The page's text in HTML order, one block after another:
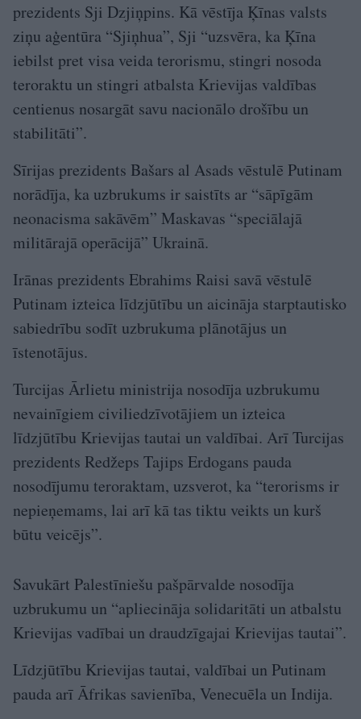
prezidents Sji Dzjiņpins. Kā vēstīja Ķīnas valsts
ziņu aģentūra “Sjiņhua”, Sji “uzsvēra, ka Ķīna
iebilst pret visa veida terorismu, stingri nosoda
teroraktu un stingri atbalsta Krievijas valdības
centienus nosargāt savu nacionālo drošību un
stabilitāti”.
Sīrijas prezidents Bašars al Asads vēstulē Putinam
norādīja, ka uzbrukums ir saistīts ar “sāpīgām
neonacisma sakāvēm” Maskavas “speciālajā
militārajā operācijā” Ukrainā.
Irānas prezidents Ebrahims Raisi savā vēstulē
Putinam izteica līdzjūtību un aicināja starptautisko
sabiedrību sodīt uzbrukuma plānotājus un
īstenotājus.
Turcijas Ārlietu ministrija nosodīja uzbrukumu
nevainīgiem civiliedzīvotājiem un izteica
līdzjūtību Krievijas tautai un valdībai. Arī Turcijas
prezidents Redžeps Tajips Erdogans pauda
nosodījumu teroraktam, uzsverot, ka “terorisms ir
nepieņemams, lai arī kā tas tiktu veikts un kurš
būtu veicējs”.
Savukārt Palestīniešu pašpārvalde nosodīja
uzbrukumu un “apliecināja solidaritāti un atbalstu
Krievijas vadībai un draudzīgajai Krievijas tautai”.
Līdzjūtību Krievijas tautai, valdībai un Putinam
pauda arī Āfrikas savienība, Venecuēla un Indija.